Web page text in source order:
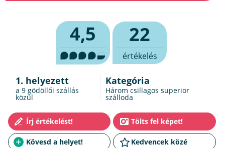
4,5 22
értékelés
1. helyezett
a 9gödöllői szállás
közül
Kategória
Három csillagos superior
szálloda